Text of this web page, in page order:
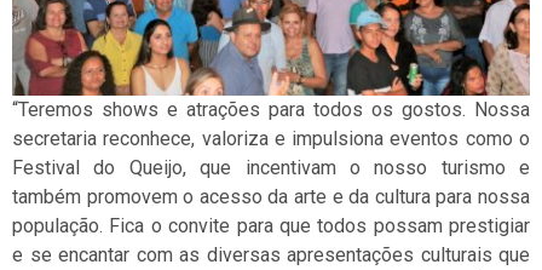
“Teremos shows e atrações para todos os gostos. Nossa
secretaria reconhece, valoriza e impulsiona eventos como o
Festival do Queijo, que incentivam o nosso turismo e
também promovem o acesso da arte e da cultura para nossa
população. Fica o convite para que todos possam prestigiar
e se encantar com as diversas apresentações culturais que